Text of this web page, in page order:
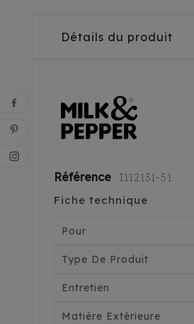
Détails du produit
Référence I112131-51
Fiche technique
Pour
Type De Produit
Entretien
Matière Extérieure